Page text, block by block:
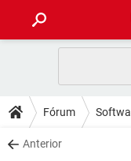
CELULAR
OUTLOOK
DICAS
JOGOS
DOWNLOADS
Fórum
Anterior